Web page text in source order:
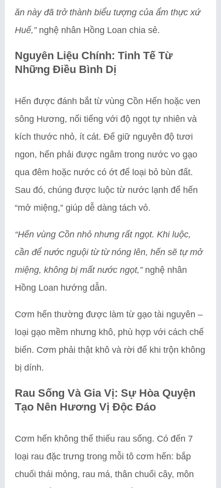
ăn này đã trở thành biểu tượng của ẩm thực xứ
Huế,”nghệ nhân Hồng Loan chia sẻ.
Nguyên Liệu Chính: Tinh Tế Từ
Những Điều Bình Dị
Hến được đánh bắt từ vùng Cồn Hến hoặc ven
sông Hương, nổi tiếng với độ ngọt tự nhiên và
kích thước nhỏ, ít cát. Để giữ nguyên độ tươi
ngon, hến phải được ngâm trong nước vo gạo
qua đêm hoặc nước có ớt để loại bỏ bùn đất.
Sau đó, chúng được luộc từ nước lạnh để hến
“mở miệng,” giúp dễ dàng tách vỏ.
“Hến vùng Cồn nhỏ nhưng rất ngọt. Khi luộc,
cần để nước nguội từ từ nóng lên, hến sẽ tự mở
miệng, không bị mất nước ngọt,”nghệ nhân
Hồng Loan hướng dẫn.
Cơm hến thường được làm từ gạo tài nguyên –
loại gạo mềm nhưng khô, phù hợp với cách chế
biến. Cơm phải thật khô và rời để khi trộn không
bị dính.
Rau Sống Và Gia Vị: Sự Hòa Quyện
Tạo Nên Hương Vị Độc Đáo
Cơm hến không thể thiếu rau sống. Có đến 7
loại rau đặc trưng trong mỗi tô cơm hến: bắp
chuối thái mỏng, rau má, thân chuối cây, môn